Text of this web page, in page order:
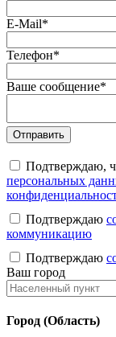
E-Mail*
Телефон*
Ваше сообщение*
Подтверждаю,
персональных
Подтверждаю
коммуникацию
Подтверждаю
Ваш город
Город (Область)